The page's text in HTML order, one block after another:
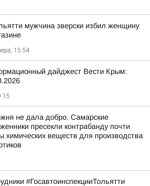
мужчина зверски избил женщину
15:54
дайджест Вести Крым:
не дала добро. Самарские
пресекли контрабанду почти
химических веществ для производства
#ГосавтоинспекцииТольятти